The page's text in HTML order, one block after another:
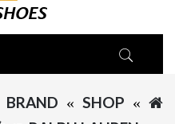
SHOP
BRAND